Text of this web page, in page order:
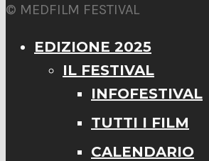
© MEDFILM FESTIVAL
EDIZIONE 2025
IL FESTIVAL
INFOFESTIVAL
TUTTI I FILM
CALENDARIO